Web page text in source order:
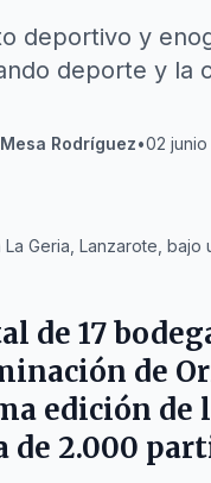
deportivo y
deporte y la
Rodríguez•02 junio
Geria, Lanzarote, bajo
de 17
de
edición de
de 2.000